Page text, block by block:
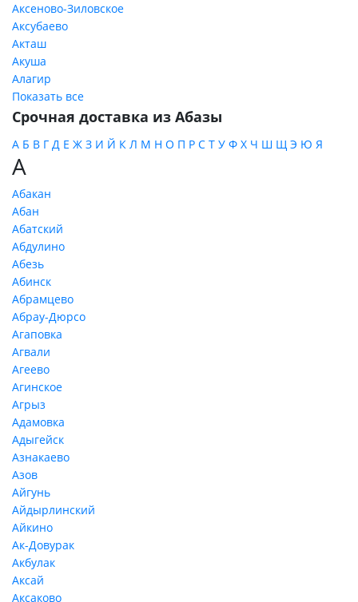
Аксеново-Зиловское
Аксубаево
Акташ
Акуша
Алагир
Показать все
Срочная доставка из Абазы
А Б В Г Д Е Ж З И Й К Л М Н О П Р С Т У Ф Х Ч Ш Щ Э Ю Я
А
Абакан
Абан
Абатский
Абдулино
Абезь
Абинск
Абрамцево
Абрау-Дюрсо
Агаповка
Агвали
Агеево
Агинское
Агрыз
Адамовка
Адыгейск
Азнакаево
Азов
Айгунь
Айдырлинский
Айкино
Ак-Довурак
Акбулак
Аксай
Аксаково